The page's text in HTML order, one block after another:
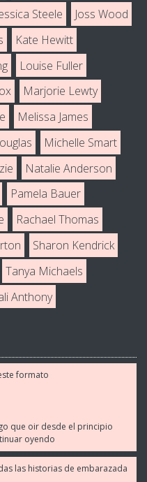
Steele
Joss Wood
Kate Hewitt
Louise Fuller
Marjorie Lewty
Melissa James
Michelle Smart
Natalie Anderson
Pamela Bauer
Rachael Thomas
Sharon Kendrick
Tanya Michaels
Anthony
formato
que oir desde el principio
oyendo
las historias de embarazada